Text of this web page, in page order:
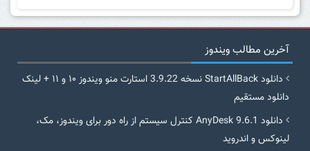
آخرین مطالب ویندوز
دانلود StartAllBack نسخه 3.9.22 استارت منو ویندوز ۱۰ و ۱۱ + لینک
دانلود مستقیم
دانلود AnyDesk 9.6.1 کنترل سیستم از راه دور برای ویندوز، مک،
لینوکس و اندروید